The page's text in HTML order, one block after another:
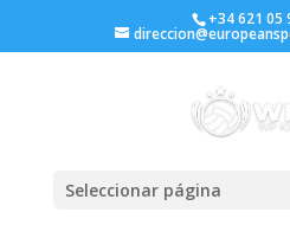
+34 621 05
Seleccionar página